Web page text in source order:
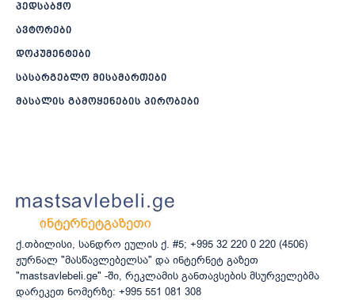
პედსაბჭო
ავტორები
დოკუმენტები
სასარგებლო მისამართები
მასალის გამოყენების პირობები
ქ.თბილისი, სანდრო ეულის ქ. #5; +995 32 220 0 220 (4506)
ჟურნალ "მასწავლებელსა" და ინტერნეტ გაზეთ
"mastsavlebeli.ge" -ში, რეკლამის განთავსების მსურველებმა
დარეკეთ ნომერზე: +995 551 081 308